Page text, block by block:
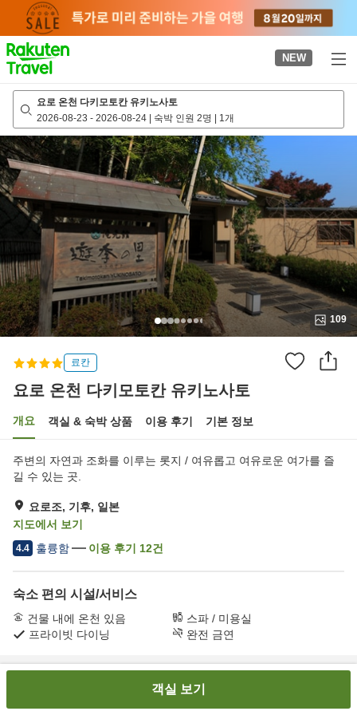
page
NEW
요로 온천 다키모토칸 유키노사토
2026-08-23 - 2026-08-24 | 숙박 인원 2명 | 1개
109
료칸
요로 온천 다키모토칸 유키노사토
개요 객실 & 숙박 상품 이용 후기 기본 정보
주변의 자연과 조화를 이루는 롯지 / 여유롭고 여유로운 여가를 즐
길 수 있는 곳.
요로조, 기후, 일본
지도에서 보기
4.4 훌륭함 이용 후기 12건
숙소 편의 시설/서비스
건물 내에 온천 있음
스파 / 미용실
프라이빗 다이닝
완전 금연
객실 보기